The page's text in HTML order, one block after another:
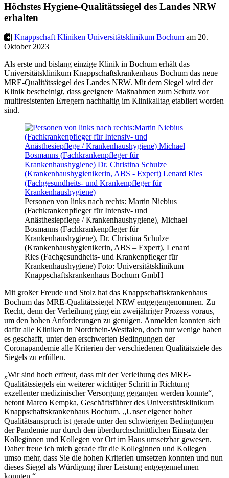
Höchstes Hygiene-Qualitätssiegel des Landes NRW
erhalten
Knappschaft Kliniken Universitätsklinikum Bochum am 20.
Oktober 2023
Als erste und bislang einzige Klinik in Bochum erhält das
Universitätsklinikum Knappschaftskrankenhaus Bochum das neue
MRE-Qualitätssiegel des Landes NRW. Mit dem Siegel wird der
Klinik bescheinigt, dass geeignete Maßnahmen zum Schutz vor
multiresistenten Erregern nachhaltig im Klinikalltag etabliert worden
sind.
Personen von links nach rechts: Martin Niebius
(Fachkrankenpfleger für Intensiv- und
Anästhesiepflege / Krankenhaushygiene), Michael
Bosmanns (Fachkrankenpfleger für
Krankenhaushygiene), Dr. Christina Schulze
(Krankenhaushygienikerin, ABS – Expert), Lenard
Ries (Fachgesundheits- und Krankenpfleger für
Krankenhaushygiene) Foto: Universitätsklinikum
Knappschaftskrankenhaus Bochum GmbH
Mit großer Freude und Stolz hat das Knappschaftskrankenhaus
Bochum das MRE-Qualitätssiegel NRW entgegengenommen. Zu
Recht, denn der Verleihung ging ein zweijähriger Prozess voraus,
um den hohen Anforderungen zu genügen. Anmelden konnten sich
dafür alle Kliniken in Nordrhein-Westfalen, doch nur wenige haben
es geschafft, unter den erschwerten Bedingungen der
Coronapandemie alle Kriterien der verschiedenen Qualitätsziele des
Siegels zu erfüllen.
„Wir sind hoch erfreut, dass mit der Verleihung des MRE-
Qualitätssiegels ein weiterer wichtiger Schritt in Richtung
exzellenter medizinischer Versorgung gegangen werden konnte“,
betont Marco Kempka, Geschäftsführer des Universitätsklinikum
Knappschaftskrankenhaus Bochum. „Unser eigener hoher
Qualitätsanspruch ist gerade unter den schwierigen Bedingungen
der Pandemie nur durch den überdurchschnittlichen Einsatz der
Kolleginnen und Kollegen vor Ort im Haus umsetzbar gewesen.
Daher freue ich mich gerade für die Kolleginnen und Kollegen
umso mehr, dass Sie die hohen Kriterien umsetzen konnten und nun
dieses Siegel als Würdigung ihrer Leistung entgegennehmen